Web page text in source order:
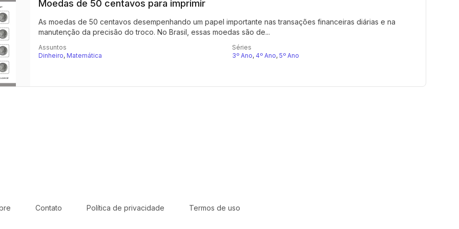
Moedas de 50 centavos para imprimir
As moedas de 50 centavos desempenhando um papel importante nas transações financeiras diárias e na
manutenção da precisão do troco. No Brasil, essas moedas são de...
Assuntos
Dinheiro, Matemática
Séries
3º Ano, 4º Ano, 5º Ano
Contato Política de privacidade Termos de uso